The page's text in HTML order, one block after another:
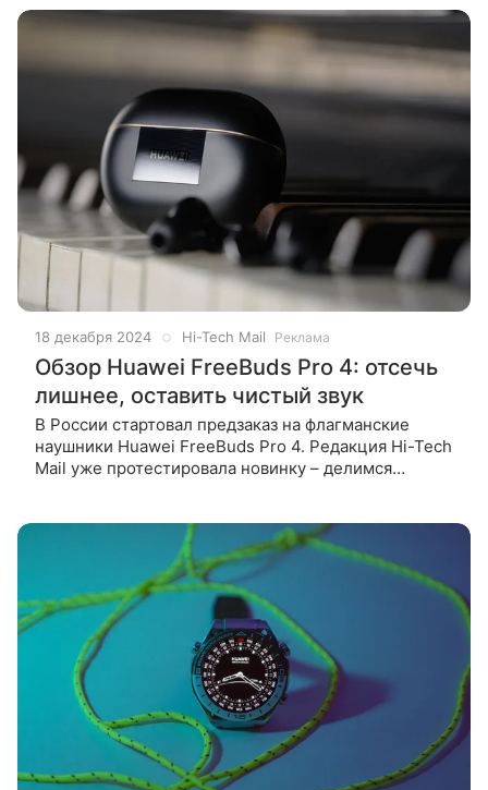
18 декабря 2024 Hi-Tech Mail Реклама
Обзор Huawei FreeBuds Pro 4: отсечь
лишнее, оставить чистый звук
В России стартовал предзаказ на флагманские
наушники Huawei FreeBuds Pro 4. Редакция Hi-Tech
Mail уже протестировала новинку – делимся